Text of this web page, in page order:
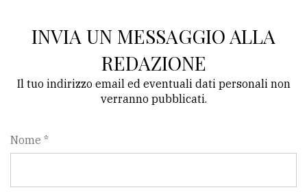
INVIA UN MESSAGGIO ALLA
REDAZIONE
Il tuo indirizzo email ed eventuali dati personali non
verranno pubblicati.
Nome *